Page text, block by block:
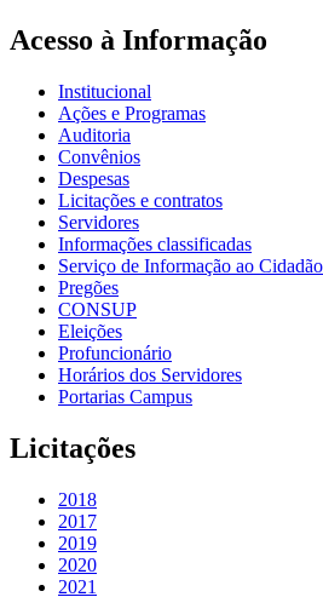
Acesso à Informação
Institucional
Ações e Programas
Auditoria
Convênios
Despesas
Licitações e contratos
Servidores
Informações classificadas
Serviço de Informação ao
Pregões
CONSUP
Eleições
Profuncionário
Horários dos Servidores
Portarias Campus
Licitações
2018
2017
2019
2020
2021